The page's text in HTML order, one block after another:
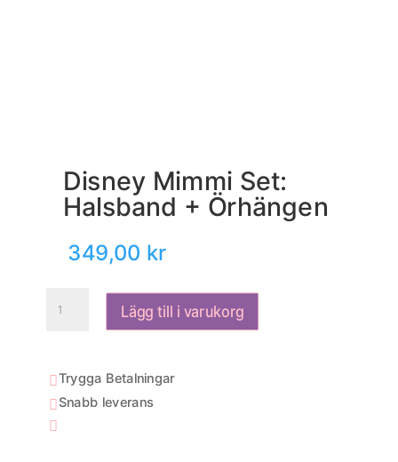
Disney Mimmi Set:
Halsband + Örhängen
349,00 kr
Mimmi
Örhängen
mängd
Lägg till i varukorg
Trygga Betalningar
Snabb leverans
